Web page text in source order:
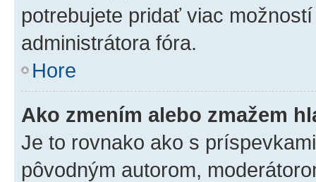
potrebujete pridať viac
administrátora fóra.
Hore
Ako zmením alebo zmažem
Je to rovnako ako s
pôvodným autorom,